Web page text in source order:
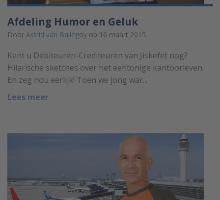
Afdeling Humor en Geluk
Door Astrid van Ballegoy op 16 maart 2015.
Kent u Debiteuren-Crediteuren van Jiskefet nog?
Hilarische sketches over het eentonige kantoorleven.
En zeg nou eerlijk! Toen we jong war...
Lees meer